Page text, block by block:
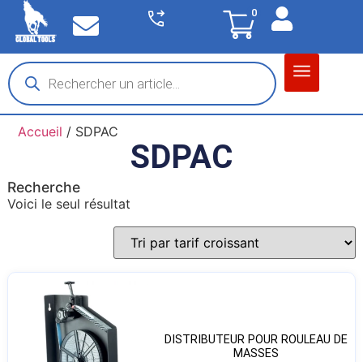
0
Accueil / SDPAC
SDPAC
Recherche
Voici le seul résultat
DISTRIBUTEUR POUR ROULEAU DE
MASSES